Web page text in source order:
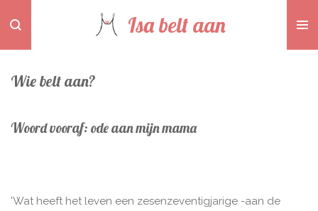
direct
naar
hoofdinhoud
Isa belt aan
Wie belt aan?
Woord vooraf: ode aan mijn mama
'Wat heeft het leven een zesenzeventigjarige -aan de